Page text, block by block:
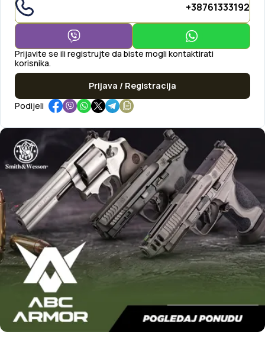
+38761333192
Prijavite se ili registrujte da biste mogli kontaktirati
korisnika.
Prijava / Registracija
Podijeli